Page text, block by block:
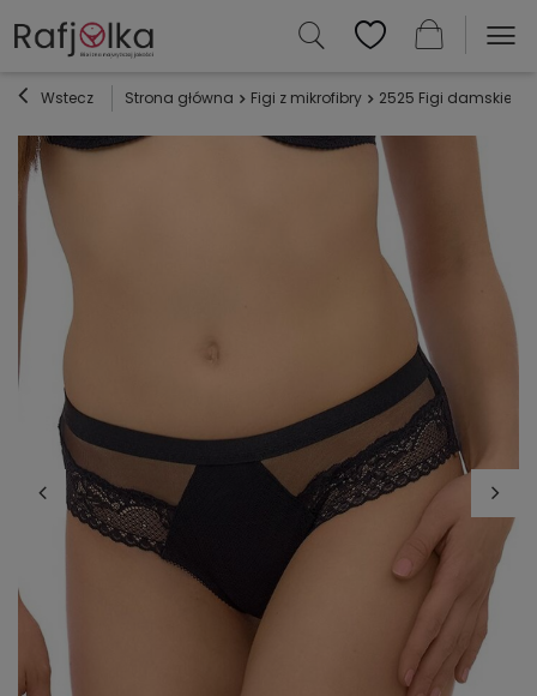
Wstecz Strona główna Figi z mikrofibry 2525 Figi damskie